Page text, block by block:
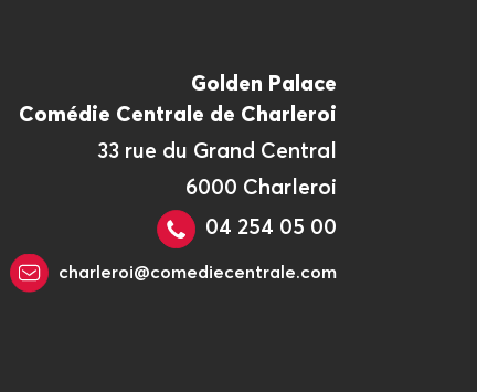
Golden Palace
Comédie Centrale de Charleroi
33 rue du Grand Central
6000 Charleroi
04 254 05 00
charleroi@comediecentrale.com